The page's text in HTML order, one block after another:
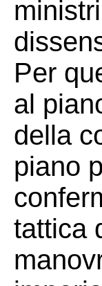
Per
al
della
piano
tattica